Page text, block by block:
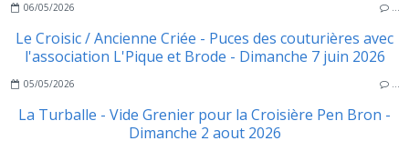
06/05/2026 …
Le Croisic / Ancienne Criée - Puces des couturières avec
l'association L'Pique et Brode - Dimanche 7 juin 2026
05/05/2026 …
La Turballe - Vide Grenier pour la Croisière Pen Bron -
Dimanche 2 aout 2026